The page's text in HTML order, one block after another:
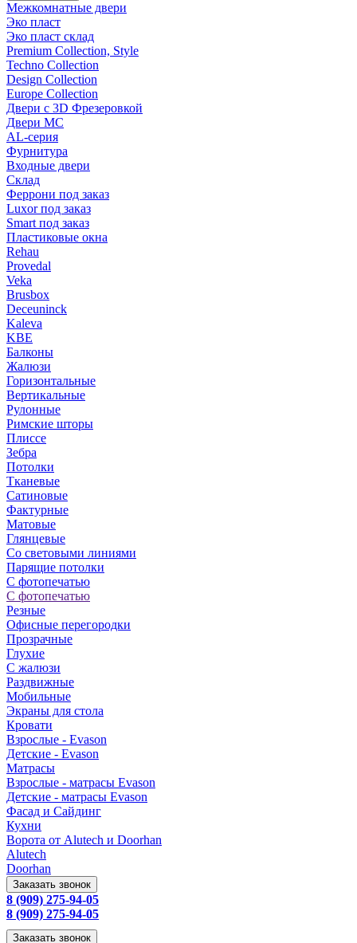
Межкомнатные двери
Эко пласт
Эко пласт склад
Premium Collection, Style
Techno Collection
Design Collection
Europe Collection
Двери с 3D Фрезеровкой
Двери МС
AL-серия
Фурнитура
Входные двери
Склад
Феррони под заказ
Luxor под заказ
Smart под заказ
Пластиковые окна
Rehau
Provedal
Veka
Brusbox
Deceuninck
Kaleva
KBE
Балконы
Жалюзи
Горизонтальные
Вертикальные
Рулонные
Римские шторы
Плиссе
Зебра
Потолки
Тканевые
Сатиновые
Фактурные
Матовые
Глянцевые
Со световыми линиями
Парящие потолки
С фотопечатью
С фотопечатью
Резные
Офисные перегородки
Прозрачные
Глухие
С жалюзи
Раздвижные
Мобильные
Экраны для стола
Кровати
Взрослые - Evason
Детские - Evason
Матрасы
Взрослые - матрасы Evason
Детские - матрасы Evason
Фасад и Сайдинг
Кухни
Ворота от Alutech и Doorhan
Alutech
Doorhan
Заказать звонок
8 (909) 275-94-05
8 (909) 275-94-05
Заказать звонок